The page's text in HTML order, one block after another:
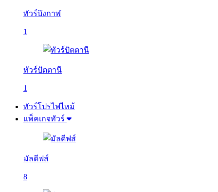
ทัวร์บึงกาฬ
1
ทัวร์ปัตตานี
1
ทัวร์โปรไฟไหม้
แพ็คเกจทัวร์
มัลดีฟส์
8